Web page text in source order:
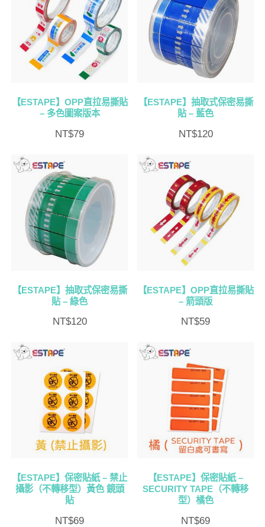
【ESTAPE】OPP直拉易撕貼
– 多色圖案版本
NT$79
【ESTAPE】抽取式保密易撕
貼 – 藍色
NT$120
【ESTAPE】抽取式保密易撕
貼 – 綠色
NT$120
【ESTAPE】OPP直拉易撕貼
– 箭頭版
NT$59
【ESTAPE】保密貼紙 – 禁止
攝影（不轉移型）黃色 鏡頭
貼
NT$69
【ESTAPE】保密貼紙 –
SECURITY TAPE（不轉移
型）橘色
NT$69